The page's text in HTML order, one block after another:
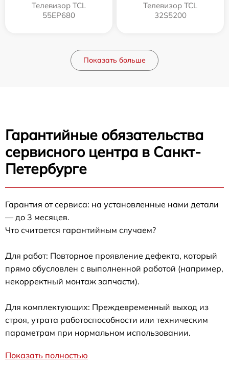
Телевизор TCL
55EP680
Телевизор TCL
32S5200
Показать больше
Гарантийные обязательства
сервисного центра в Санкт-
Петербурге
Гарантия от сервиса: на установленные нами детали
— до 3 месяцев.
Что считается гарантийным случаем?
Для работ: Повторное проявление дефекта, который
прямо обусловлен с выполненной работой (например,
некорректный монтаж запчасти).
Для комплектующих: Преждевременный выход из
строя, утрата работоспособности или техническим
параметрам при нормальном использовании.
Показать полностью